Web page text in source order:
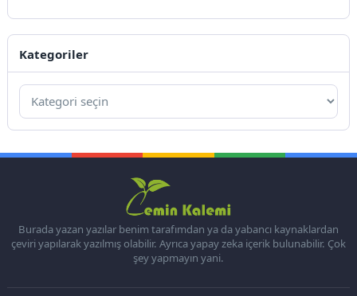
Kategoriler
Burada yazan yazılar benim tarafımdan ya da yabancı kaynaklardan
çeviri yapılarak yazılmış olabilir. Ayrıca yapay zeka içerik bulunabilir. Çok
şey yapmayın yani.